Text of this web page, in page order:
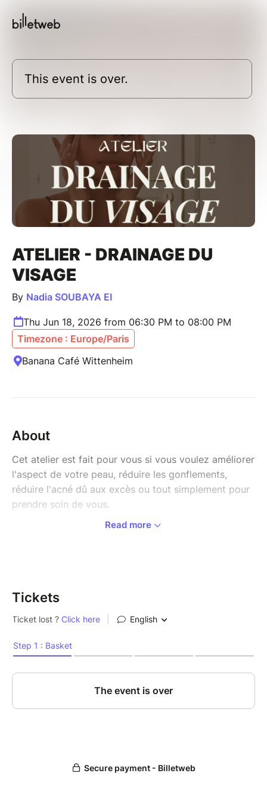
This event is over.
ATELIER - DRAINAGE DU
VISAGE
By Nadia SOUBAYA EI
Thu Jun 18, 2026 from 06:30 PM to 08:00 PM
Timezone : Europe/Paris
Banana Café Wittenheim
About
Cet atelier est fait pour vous si vous voulez améliorer
l'aspect de votre peau, réduire les gonflements,
réduire l'acné dû aux excès ou tout simplement pour
prendre soin de vous.
Read more
Tickets